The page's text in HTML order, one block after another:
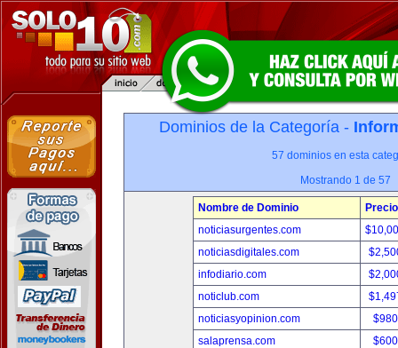
Dominios de la Categoría -
57 dominios en esta
Mostrando 1 de 57
Nombre de Dominio
Precio
noticiasurgentes.com
noticiasdigitales.com
infodiario.com
noticlub.com
noticiasyopinion.com
salaprensa.com